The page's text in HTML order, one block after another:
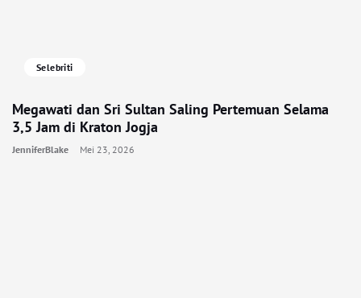
Selebriti
Megawati dan Sri Sultan Saling Pertemuan Selama
3,5 Jam di Kraton Jogja
JenniferBlake Mei 23, 2026